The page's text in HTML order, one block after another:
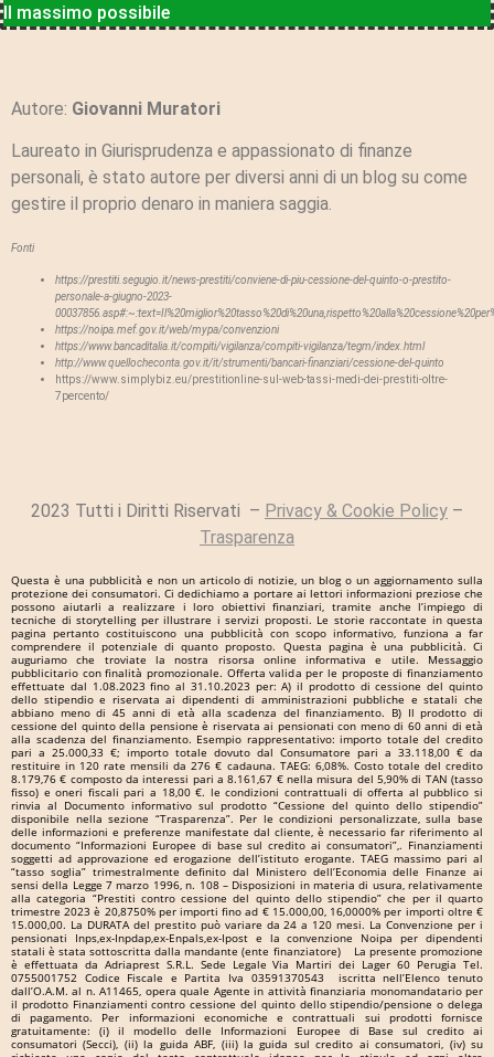
Il massimo possibile
Autore: Giovanni Muratori
Laureato in Giurisprudenza e appassionato di finanze
personali, è stato autore per diversi anni di un blog su come
gestire il proprio denaro in maniera saggia.
Fonti
https://prestiti.segugio.it/news-prestiti/conviene-di-piu-cessione-del-quinto-o-prestito-
personale-a-giugno-2023-
https://noipa.mef.gov.it/web/mypa/convenzioni
https://www.bancaditalia.it/compiti/vigilanza/compiti-vigilanza/tegm/index.html
http://www.quellocheconta.gov.it/it/strumenti/bancari-finanziari/cessione-del-quinto
https://www.simplybiz.eu/prestitionline-sul-web-tassi-medi-dei-prestiti-oltre-
7percento/
2023 Tutti i Diritti Riservati – Privacy & Cookie Policy –
Trasparenza
Questa è una pubblicità e non un articolo di notizie, un blog o un aggiornamento sulla
protezione dei consumatori. Ci dedichiamo a portare ai lettori informazioni preziose che
possono aiutarli a realizzare i loro obiettivi finanziari, tramite anche l’impiego di
tecniche di storytelling per illustrare i servizi proposti. Le storie raccontate in questa
pagina pertanto costituiscono una pubblicità con scopo informativo, funziona a far
comprendere il potenziale di quanto proposto. Questa pagina è una pubblicità. Ci
auguriamo che troviate la nostra risorsa online informativa e utile. Messaggio
pubblicitario con finalità promozionale. Offerta valida per le proposte di finanziamento
effettuate dal 1.08.2023 fino al 31.10.2023 per: A) il prodotto di cessione del quinto
dello stipendio e riservata ai dipendenti di amministrazioni pubbliche e statali che
abbiano meno di 45 anni di età alla scadenza del finanziamento. B) Il prodotto di
cessione del quinto della pensione è riservata ai pensionati con meno di 60 anni di età
alla scadenza del finanziamento. Esempio rappresentativo: importo totale del credito
pari a 25.000,33 €; importo totale dovuto dal Consumatore pari a 33.118,00 € da
restituire in 120 rate mensili da 276 € cadauna. TAEG: 6,08%. Costo totale del credito
8.179,76 € composto da interessi pari a 8.161,67 € nella misura del 5,90% di TAN (tasso
fisso) e oneri fiscali pari a 18,00 €. le condizioni contrattuali di offerta al pubblico si
rinvia al Documento informativo sul prodotto “Cessione del quinto dello stipendio”
disponibile nella sezione “Trasparenza”. Per le condizioni personalizzate, sulla base
delle informazioni e preferenze manifestate dal cliente, è necessario far riferimento al
documento “Informazioni Europee di base sul credito ai consumatori”,. Finanziamenti
soggetti ad approvazione ed erogazione dell’istituto erogante. TAEG massimo pari al
“tasso soglia” trimestralmente definito dal Ministero dell’Economia delle Finanze ai
sensi della Legge 7 marzo 1996, n. 108 – Disposizioni in materia di usura, relativamente
alla categoria “Prestiti contro cessione del quinto dello stipendio” che per il quarto
trimestre 2023 è 20,8750% per importi fino ad € 15.000,00, 16,0000% per importi oltre €
15.000,00. La DURATA del prestito può variare da 24 a 120 mesi. La Convenzione per i
pensionati Inps,ex-Inpdap,ex-Enpals,ex-Ipost e la convenzione Noipa per dipendenti
statali è stata sottoscritta dalla mandante (ente finanziatore) La presente promozione
è effettuata da Adriaprest S.R.L. Sede Legale Via Martiri dei Lager 60 Perugia Tel.
0755001752 Codice Fiscale e Partita Iva 03591370543 iscritta nell’Elenco tenuto
dall’O.A.M. al n. A11465, opera quale Agente in attività finanziaria monomandatario per
il prodotto Finanziamenti contro cessione del quinto dello stipendio/pensione o delega
di pagamento. Per informazioni economiche e contrattuali sui prodotti fornisce
gratuitamente: (i) il modello delle Informazioni Europee di Base sul credito ai
consumatori (Secci), (ii) la guida ABF, (iii) la guida sul credito ai consumatori, (iv) su